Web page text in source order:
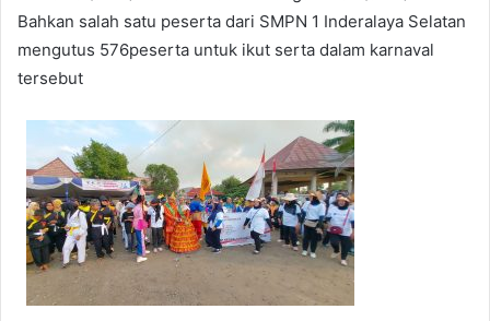
Bahkan salah satu peserta dari SMPN 1 Inderalaya Selatan
mengutus 576peserta untuk ikut serta dalam karnaval
tersebut